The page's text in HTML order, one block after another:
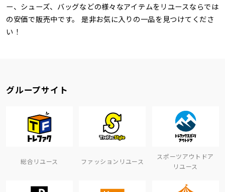
ー、シューズ、バッグなどの様々なアイテムをリユースならでは
の安価で販売中です。 是非お気に入りの一品を見つけてくださ
い！
グループサイト
総合リユース ファッションリユース
スポーツアウトドア
リユース